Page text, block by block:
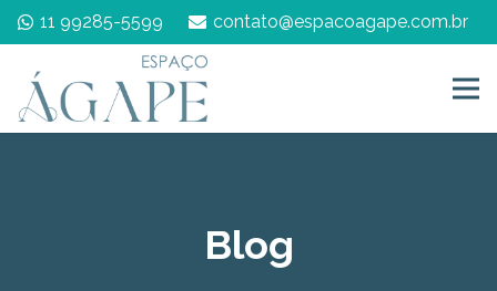
11 99285-5599 contato@espacoagape.com.br
Blog